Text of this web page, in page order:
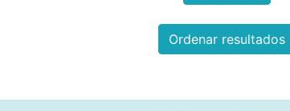
Ordenar resultados